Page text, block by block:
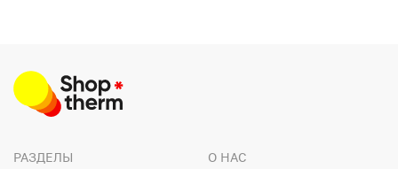
РАЗДЕЛЫ О НАС